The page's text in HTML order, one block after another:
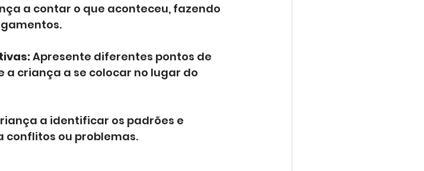
a contar o que aconteceu, fazendo
Apresente diferentes pontos de
criança a se colocar no lugar do
a identificar os padrões e
conflitos ou problemas.